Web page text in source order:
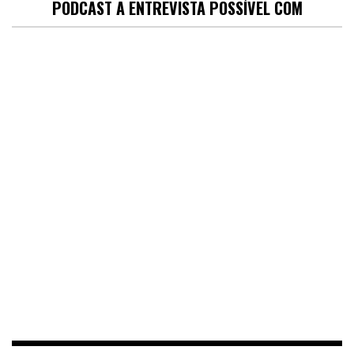
PODCAST A ENTREVISTA POSSÍVEL COM